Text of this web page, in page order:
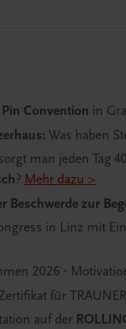
Convention in
Was haben
man jeden
? Mehr dazu >
Beschwerde zur
in Linz mit
2026 -
für
auf der